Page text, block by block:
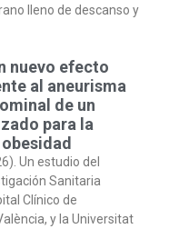
lleno de descanso y
nuevo efecto
al aneurisma
de un
para la
Un estudio del
Sanitaria
Clínico de
y la Universitat